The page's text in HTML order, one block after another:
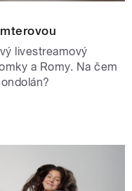
livestreamový
a Romy. Na čem